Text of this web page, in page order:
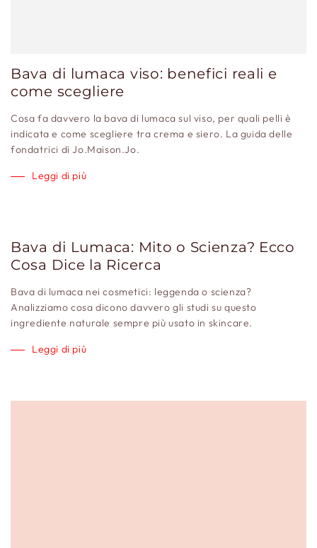
Bava di lumaca viso: benefici reali e
come scegliere
Cosa fa davvero la bava di lumaca sul viso, per quali pelli è
indicata e come scegliere tra crema e siero. La guida delle
fondatrici di Jo.Maison.Jo.
Leggi di più
Bava di Lumaca: Mito o Scienza? Ecco
Cosa Dice la Ricerca
Bava di lumaca nei cosmetici: leggenda o scienza?
Analizziamo cosa dicono davvero gli studi su questo
ingrediente naturale sempre più usato in skincare.
Leggi di più